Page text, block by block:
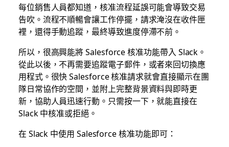
每位銷售人員都知道，核准流程延誤可能會導致交易
告吹。流程不順暢會讓工作停擺，請求淹沒在收件匣
裡，還得手動追蹤，最終導致進度停滯不前。
所以，很高興能將 Salesforce 核准功能帶入 Slack。
從此以後，不再需要追蹤電子郵件，或者來回切換應
用程式。很快 Salesforce 核准請求就會直接顯示在團
隊日常協作的空間，並附上完整背景資料與即時更
新，協助人員迅速行動。只需按一下，就能直接在
Slack 中核准或拒絕。
在 Slack 中使用 Salesforce 核准功能即可：